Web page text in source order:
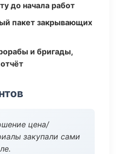
до начала работ
пакет закрывающих
и бригады,
цена/
закупали сами